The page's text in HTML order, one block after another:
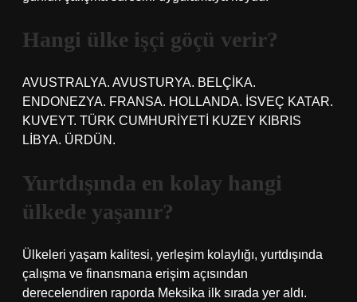
Hangi ülke işçi göçü verir?
AVUSTRALYA. AVUSTURYA. BELÇİKA.
ENDONEZYA. FRANSA. HOLLANDA. İSVEÇ KATAR.
KUVEYT. TÜRK CUMHURİYETİ KUZEY KIBRIS
LİBYA. ÜRDÜN.
Yurtdışında en kolay hangi
ülkede yaşanır?
Ülkeleri yaşam kalitesi, yerleşim kolaylığı, yurtdışında
çalışma ve finansmana erişim açısından
derecelendiren raporda Meksika ilk sırada yer aldı.